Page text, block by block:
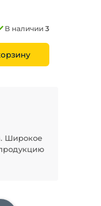
В наличии 3
Широкое